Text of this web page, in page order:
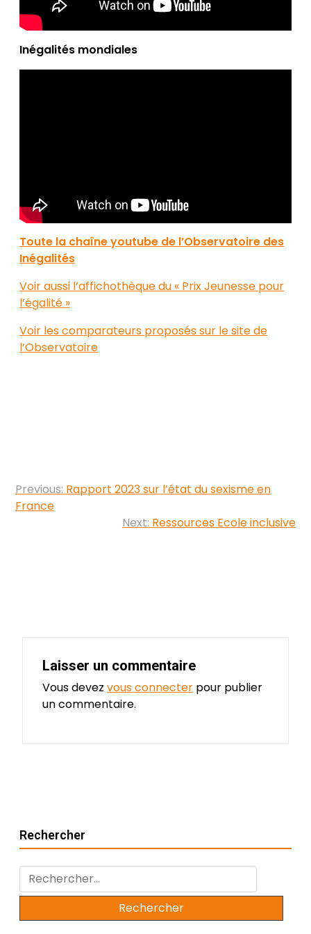
Inégalités mondiales
Toute la chaîne youtube de l’Observatoire des
Inégalités
Voir aussi l’affichothèque du « Prix Jeunesse pour
l’égalité »
Voir les comparateurs proposés sur le site de
l’Observatoire
Navigation
de
Previous: Rapport 2023 sur l’état du sexisme en
France
Next: Ressources Ecole inclusive
Laisser un commentaire
Vous devez vous connecter pour publier
un commentaire.
Rechercher
Rechercher :